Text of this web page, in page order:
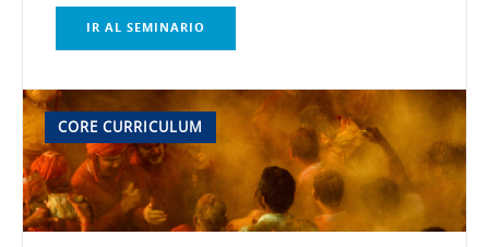
IR AL SEMINARIO
CORE CURRICULUM